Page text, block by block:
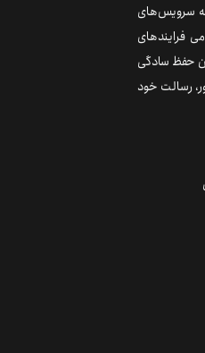
سرویس‌های
فرایندهای
حفظ سادگی
رسالت خود